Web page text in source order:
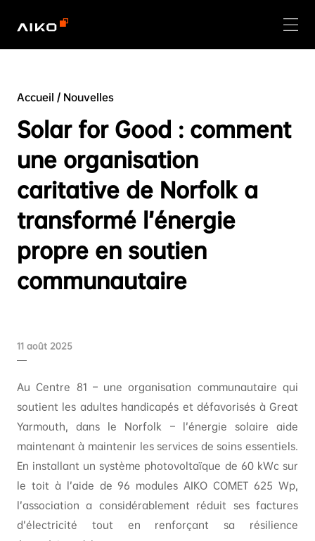
Accueil / Nouvelles
Solar for Good : comment
une organisation
caritative de Norfolk a
transformé l’énergie
propre en soutien
communautaire
11 août 2025
Au Centre 81 – une organisation communautaire qui
soutient les adultes handicapés et défavorisés à Great
Yarmouth, dans le Norfolk – l’énergie solaire aide
maintenant à maintenir les services de soins essentiels.
En installant un système photovoltaïque de 60 kWc sur
le toit à l’aide de 96 modules AIKO COMET 625 Wp,
l’association a considérablement réduit ses factures
d’électricité tout en renforçant sa résilience